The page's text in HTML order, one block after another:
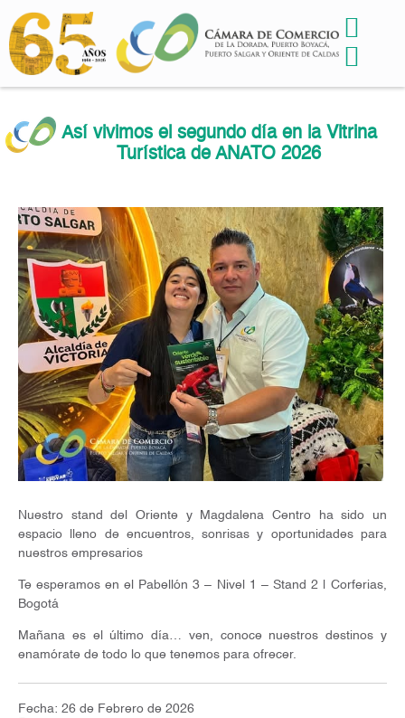
Así vivimos el segundo día en la Vitrina
Turística de ANATO 2026
Nuestro stand del Oriente y Magdalena Centro ha sido un
espacio lleno de encuentros, sonrisas y oportunidades para
nuestros empresarios
Te esperamos en el Pabellón 3 – Nivel 1 – Stand 2 | Corferias,
Bogotá
Mañana es el último día… ven, conoce nuestros destinos y
enamórate de todo lo que tenemos para ofrecer.
Fecha: 26 de Febrero de 2026